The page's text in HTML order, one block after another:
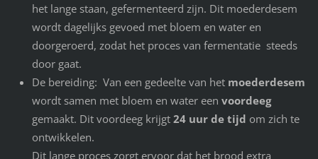
het lange staan, gefermenteerd zijn. Dit moederdesem
wordt dagelijks gevoed met bloem en water en
doorgeroerd, zodat het proces van fermentatie steeds
door gaat.
De bereiding: Van een gedeelte van hetmoederdesem
wordt samen met bloem en water een voordeeg
gemaakt. Dit voordeeg krijgt 24 uur de tijd om zich te
ontwikkelen.
Dit lange proces zorgt ervoor dat het brood extra